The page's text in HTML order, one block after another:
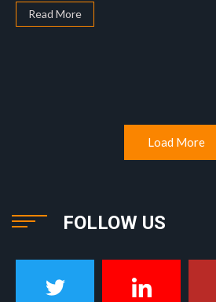
Read More
Load More
FOLLOW US